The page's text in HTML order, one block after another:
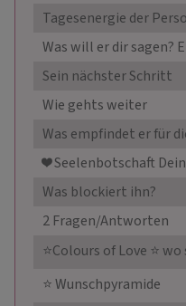
Tagesenergie der
Was will er dir sagen?
Sein nächster Schritt
Wie gehts weiter
Was empfindet er für
❤️ Seelenbotschaft
Was blockiert ihn?
2 Fragen/Antworten
⭐Colours of Love ⭐
⭐ Wunschpyramide